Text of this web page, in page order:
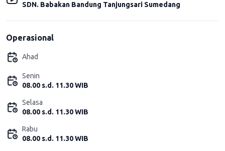
SDN. Babakan Bandung Tanjungsari Sumedang
Operasional
Ahad
Senin
08.00 s.d. 11.30 WIB
Selasa
08.00 s.d. 11.30 WIB
Rabu
08.00 s.d. 11.30 WIB